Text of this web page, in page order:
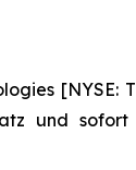
[NYSE:
und